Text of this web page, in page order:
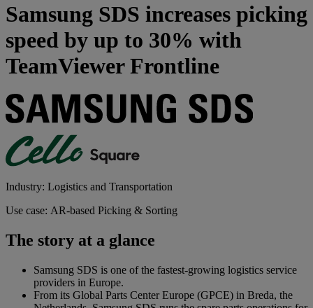
Samsung SDS increases picking
speed by up to 30% with
TeamViewer Frontline
Industry: Logistics and Transportation
Use case: AR-based Picking & Sorting
The story at a glance
Samsung SDS is one of the fastest-growing logistics service
providers in Europe.
From its Global Parts Center Europe (GPCE) in Breda, the